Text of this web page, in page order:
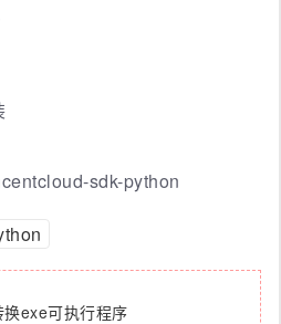
sdk-python
exe可执行程序